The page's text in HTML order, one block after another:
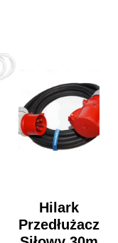
Hilark
Przedłużacz